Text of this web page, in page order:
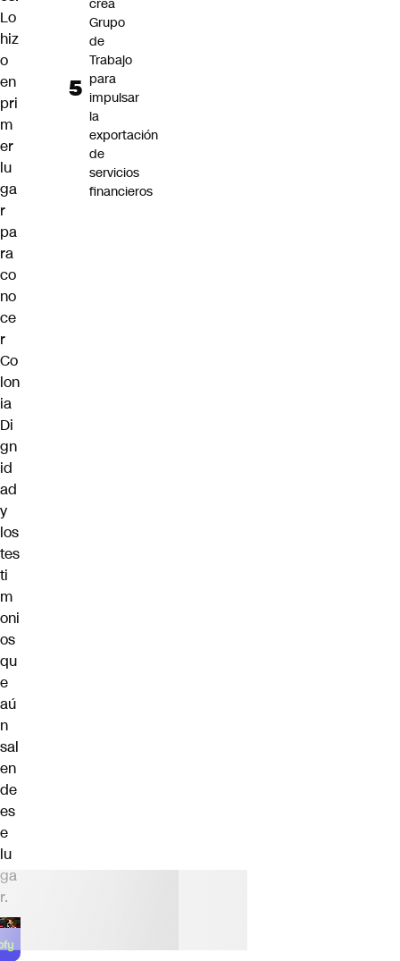
Lo
hiz
o
en
pri
m
er
lu
ga
r
pa
ra
co
no
ce
r
Co
lon
ia
Di
gn
id
ad
y
los
tes
ti
m
oni
os
qu
e
aú
n
sal
en
de
es
e
lu
ga
r.
crea
Grupo
de
Trabajo
para
impulsar
la
exportación
de
servicios
financieros